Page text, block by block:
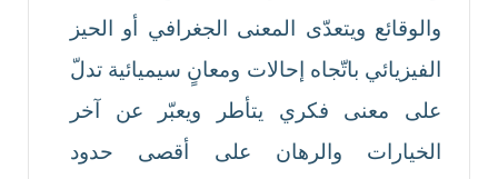
والوقائع ويتعدّى المعنى الجغرافي أو الحيز
الفيزيائي باتّجاه إحالات ومعانٍ سيميائية تدلّ
على معنى فكري يتأطر ويعبّر عن آخر
الخيارات والرهان على أقصى حدود